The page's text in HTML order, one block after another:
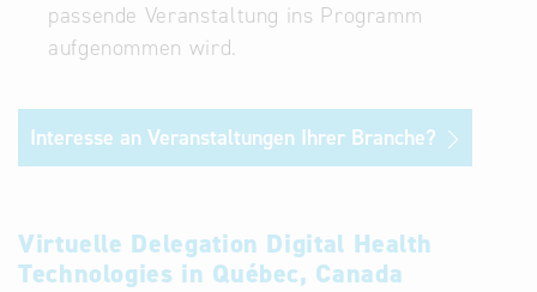
passende Veranstaltung ins Programm
aufgenommen wird.
Interesse an Veranstaltungen Ihrer Branche?
Virtuelle Delegation Digital Health
Technologies in Québec, Canada